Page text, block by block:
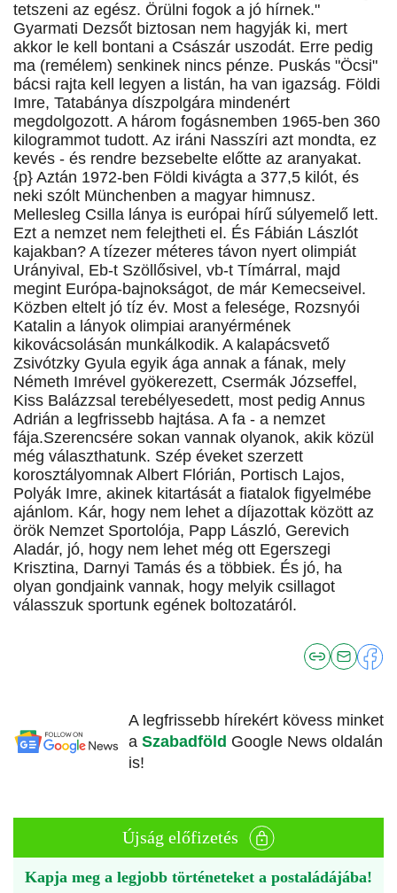
tetszeni az egész. Örülni fogok a jó hírnek."
Gyarmati Dezsőt biztosan nem hagyják ki, mert
akkor le kell bontani a Császár uszodát. Erre pedig
ma (remélem) senkinek nincs pénze. Puskás "Öcsi"
bácsi rajta kell legyen a listán, ha van igazság. Földi
Imre, Tatabánya díszpolgára mindenért
megdolgozott. A három fogásnemben 1965-ben 360
kilogrammot tudott. Az iráni Nasszíri azt mondta, ez
kevés - és rendre bezsebelte előtte az aranyakat.
{p} Aztán 1972-ben Földi kivágta a 377,5 kilót, és
neki szólt Münchenben a magyar himnusz.
Mellesleg Csilla lánya is európai hírű súlyemelő lett.
Ezt a nemzet nem felejtheti el. És Fábián Lászlót
kajakban? A tízezer méteres távon nyert olimpiát
Urányival, Eb-t Szöllősivel, vb-t Tímárral, majd
megint Európa-bajnokságot, de már Kemecseivel.
Közben eltelt jó tíz év. Most a felesége, Rozsnyói
Katalin a lányok olimpiai aranyérmének
kikovácsolásán munkálkodik. A kalapácsvető
Zsivótzky Gyula egyik ága annak a fának, mely
Németh Imrével gyökerezett, Csermák Józseffel,
Kiss Balázzsal terebélyesedett, most pedig Annus
Adrián a legfrissebb hajtása. A fa - a nemzet
fája.Szerencsére sokan vannak olyanok, akik közül
még választhatunk. Szép éveket szerzett
korosztályomnak Albert Flórián, Portisch Lajos,
Polyák Imre, akinek kitartását a fiatalok figyelmébe
ajánlom. Kár, hogy nem lehet a díjazottak között az
örök Nemzet Sportolója, Papp László, Gerevich
Aladár, jó, hogy nem lehet még ott Egerszegi
Krisztina, Darnyi Tamás és a többiek. És jó, ha
olyan gondjaink vannak, hogy melyik csillagot
válasszuk sportunk egének boltozatáról.
A legfrissebb hírekért kövess minket
a Szabadföld Google News oldalán
is!
Újság előfizetés
Kapja meg a legjobb történeteket a postaládájába!